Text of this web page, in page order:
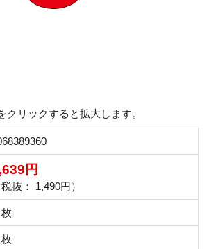
クリックすると拡大します。
円
税抜： 1,490円）
枚
枚